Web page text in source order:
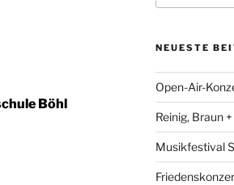
Böhl
NEUESTE
Open-Air-
Reinig, Braun
Musikfestival